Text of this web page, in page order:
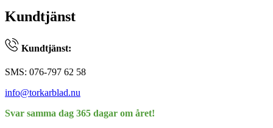
Kundtjänst
Kundtjänst:
SMS: 076-797 62 58
info@torkarblad.nu
Svar samma dag 365 dagar om året!